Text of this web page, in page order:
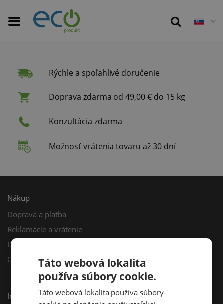
Rýchle a spoľahlivé doručenie
Doprava zdarma od 49,00 € do 15 kg
Konzultácia zdarma
Možnosť vrátenia tovaru až 30 dní
Nákup
Doprava a platba
Reklamácie a vrátenie
Darčekový poukaz
Odberné miesta
Informácie
Táto webová lokalita
používa súbory cookie.
Táto webová lokalita používa súbory